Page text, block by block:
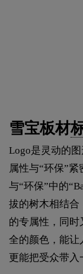
雪宝板材
Logo是灵动的
属性与“环保”
与“环保”中的
拔的树木相结合
的专属性，同时
全的颜色，能让
更能把受众带入